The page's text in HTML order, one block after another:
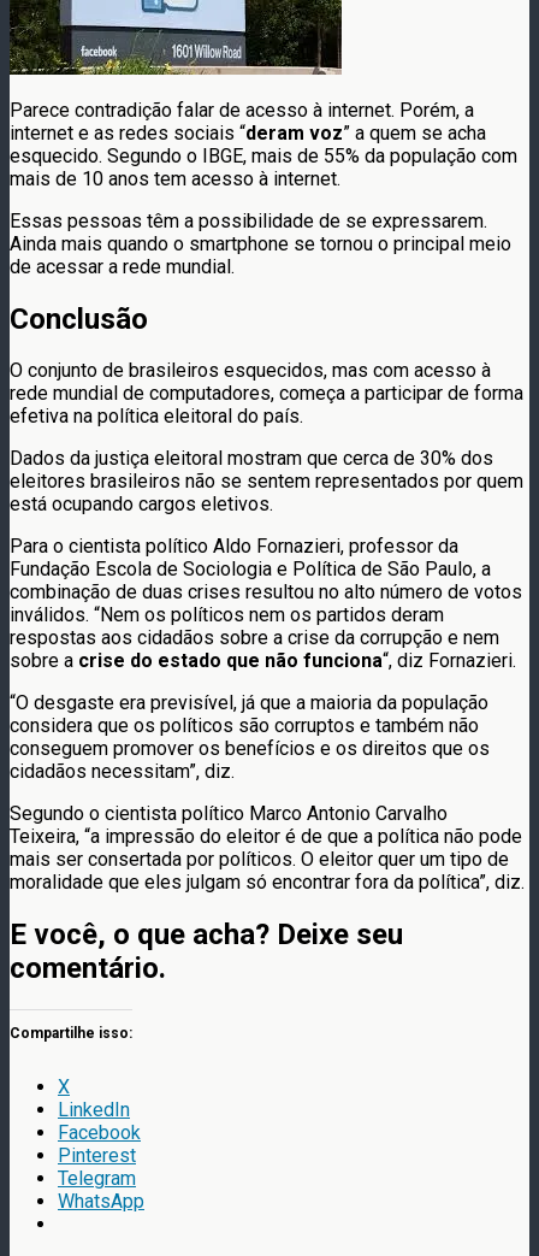
Parece contradição falar de acesso à internet. Porém, a
internet e as redes sociais “deram voz” a quem se acha
esquecido. Segundo o IBGE, mais de 55% da população com
mais de 10 anos tem acesso à internet.
Essas pessoas têm a possibilidade de se expressarem.
Ainda mais quando o smartphone se tornou o principal meio
de acessar a rede mundial.
Conclusão
O conjunto de brasileiros esquecidos, mas com acesso à
rede mundial de computadores, começa a participar de forma
efetiva na política eleitoral do país.
Dados da justiça eleitoral mostram que cerca de 30% dos
eleitores brasileiros não se sentem representados por quem
está ocupando cargos eletivos.
Para o cientista político Aldo Fornazieri, professor da
Fundação Escola de Sociologia e Política de São Paulo, a
combinação de duas crises resultou no alto número de votos
inválidos. “Nem os políticos nem os partidos deram
respostas aos cidadãos sobre a crise da corrupção e nem
sobre a crise do estado que não funciona“, diz Fornazieri.
“O desgaste era previsível, já que a maioria da população
considera que os políticos são corruptos e também não
conseguem promover os benefícios e os direitos que os
cidadãos necessitam”, diz.
Segundo o cientista político Marco Antonio Carvalho
Teixeira, “a impressão do eleitor é de que a política não pode
mais ser consertada por políticos. O eleitor quer um tipo de
moralidade que eles julgam só encontrar fora da política”, diz.
E você, o que acha? Deixe seu
comentário.
Compartilhe isso:
X
LinkedIn
Facebook
Pinterest
Telegram
WhatsApp